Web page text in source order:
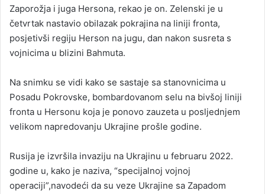
Zaporožja i juga Hersona, rekao je on. Zelenski je u
četvrtak nastavio obilazak pokrajina na liniji fronta,
posjetivši regiju Herson na jugu, dan nakon susreta s
vojnicima u blizini Bahmuta.
Na snimku se vidi kako se sastaje sa stanovnicima u
Posadu Pokrovske, bombardovanom selu na bivšoj liniji
fronta u Hersonu koja je ponovo zauzeta u posljednjem
velikom napredovanju Ukrajine prošle godine.
Rusija je izvršila invaziju na Ukrajinu u februaru 2022.
godine u, kako je naziva, “specijalnoj vojnoj
operaciji”,navodeći da su veze Ukrajine sa Zapadom